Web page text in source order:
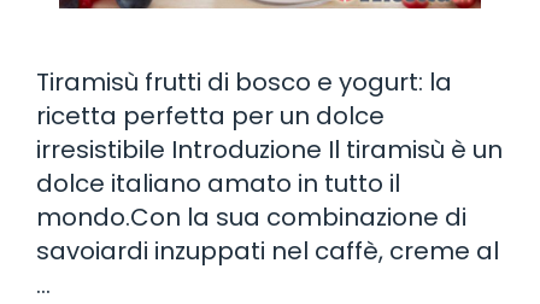
Tiramisù frutti di bosco e yogurt: la
ricetta perfetta per un dolce
irresistibile Introduzione Il tiramisù è un
dolce italiano amato in tutto il
mondo.Con la sua combinazione di
savoiardi inzuppati nel caffè, creme al
…